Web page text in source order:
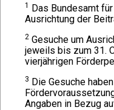
1 Das Bundesamt
Ausrichtung der
2Gesuche um
jeweils bis zum 31.
vierjährigen
3 Die Gesuche
Angaben in Bezug